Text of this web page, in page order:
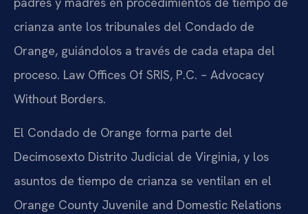
crianza ante los tribunales del Condado de
Orange, guiándolos a través de cada etapa del
proceso. Law Offices Of SRIS, P.C. – Advocacy
Without Borders.
El Condado de Orange forma parte del
Decimosexto Distrito Judicial de Virginia, y los
asuntos de tiempo de crianza se ventilan en el
Orange County Juvenile and Domestic Relations